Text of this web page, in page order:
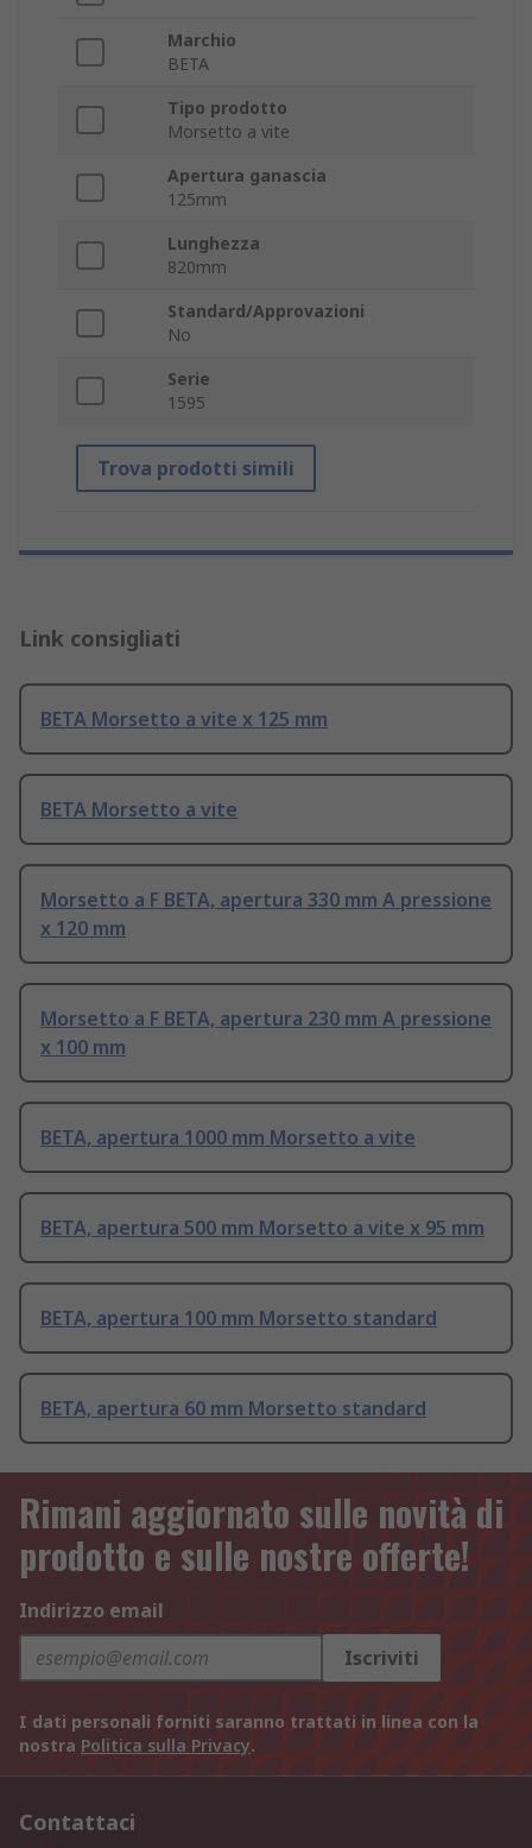
Marchio
BETA
Tipo prodotto
Morsetto a vite
Apertura ganascia
125mm
Lunghezza
820mm
Standard/Approvazioni
No
Serie
1595
Trova prodotti simili
Link consigliati
BETA Morsetto a vite x 125 mm
BETA Morsetto a vite
Morsetto a F BETA, apertura 330 mm A pressione
x 120 mm
Morsetto a F BETA, apertura 230 mm A pressione
x 100 mm
BETA, apertura 1000 mm Morsetto a vite
BETA, apertura 500 mm Morsetto a vite x 95 mm
BETA, apertura 100 mm Morsetto standard
BETA, apertura 60 mm Morsetto standard
Rimani aggiornato sulle novità di
prodotto e sulle nostre offerte!
Indirizzo email
Iscriviti
I dati personali forniti saranno trattati in linea con la
nostra Politica sulla Privacy.
Contattaci